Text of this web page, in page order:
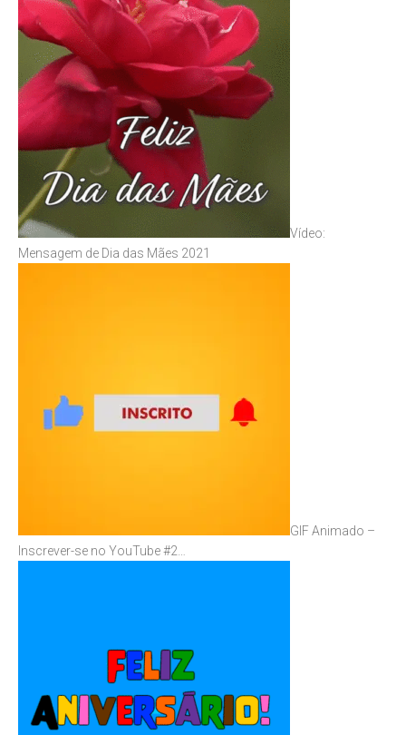
Vídeo:
Mensagem de Dia das Mães 2021
GIF Animado –
Inscrever-se no YouTube #2…